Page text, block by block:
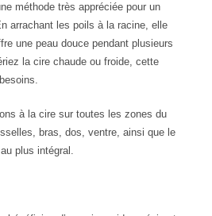
méthode très appréciée pour un
arrachant les poils à la racine, elle
une peau douce pendant plusieurs
la cire chaude ou froide, cette
à la cire sur toutes les zones du
bras, dos, ventre, ainsi que le
plus intégral.